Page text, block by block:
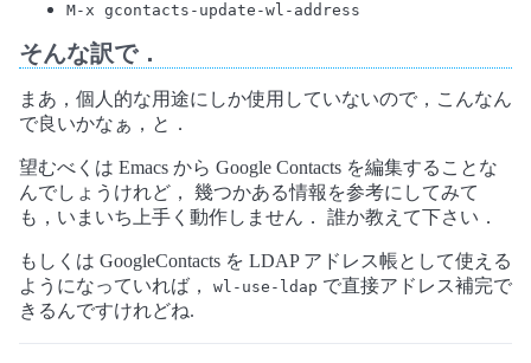
M-x gcontacts-update-wl-address
そんな訳で．
まあ，個人的な用途にしか使用していないので，こんなん
で良いかなぁ，と．
望むべくは Emacs から Google Contacts を編集することな
んでしょうけれど， 幾つかある情報を参考にしてみて
も，いまいち上手く動作しません． 誰か教えて下さい．
もしくは GoogleContacts を LDAP アドレス帳として使える
ようになっていれば， wl-use-ldap で直接アドレス補完で
きるんですけれどね.